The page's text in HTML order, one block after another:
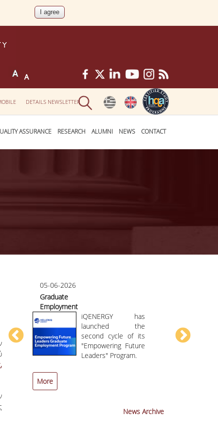
DETAILS NEWSLETTER
ASSURANCE RESEARCH ALUMNI NEWS CONTACT
05-06-2026
Graduate
Employment
Program HELLENiQ
ENERGY
iQENERGY has
launched the
second cycle of its
"Empowering Future
Leaders" Program.
More
News Archive